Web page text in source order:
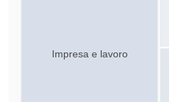
Impresa e lavoro